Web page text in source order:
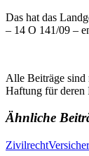
Das hat das
– 14 O 141/09 –
Alle Beiträge sind
Haftung für deren
Ähnliche
Zivilrecht